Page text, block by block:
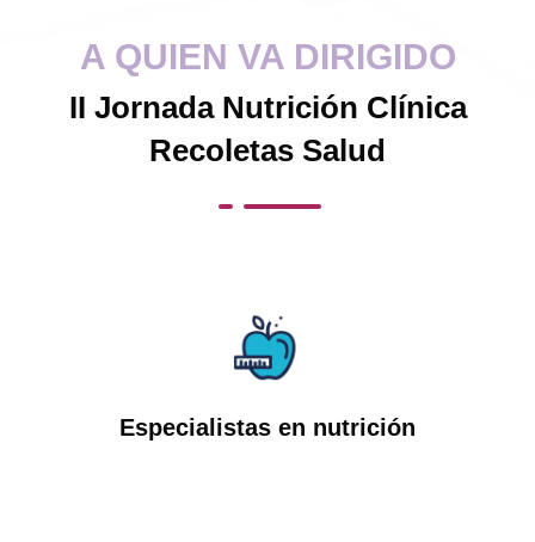
A QUIEN VA DIRIGIDO
II Jornada Nutrición Clínica
Recoletas Salud
Especialistas en nutrición